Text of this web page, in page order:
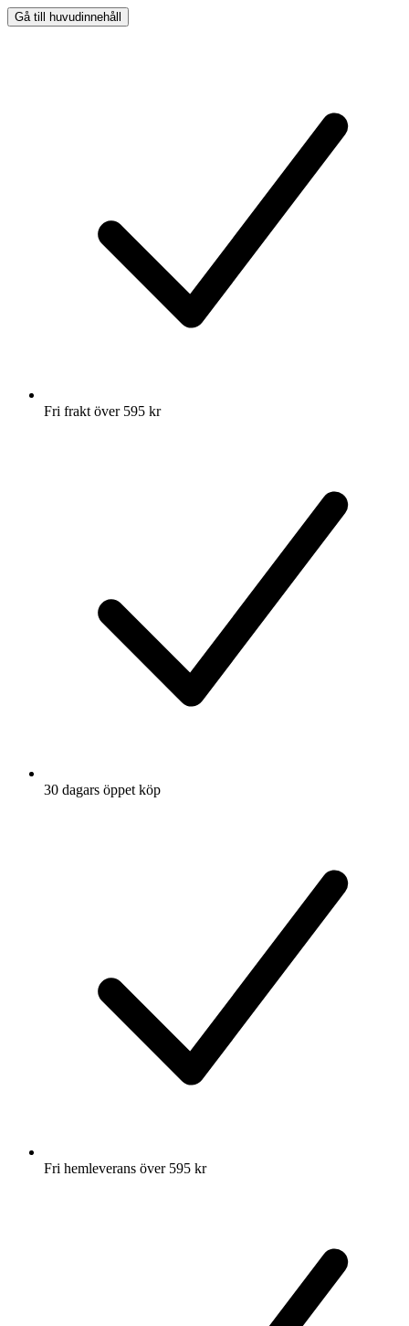
Gå till huvudinnehåll
Fri frakt över 595 kr
30 dagars öppet köp
Fri hemleverans över 595 kr